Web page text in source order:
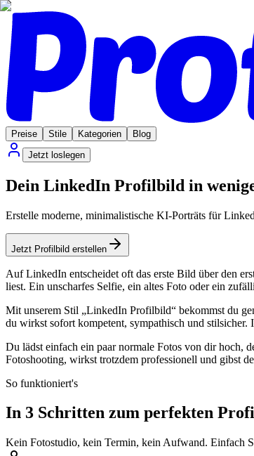
Preise Stile Kategorien
Blog
Jetzt loslegen
Dein LinkedIn Profilbild in
Erstelle moderne, minimalistische KI-Porträts für
Jetzt Profilbild erstellen
Auf LinkedIn entscheidet oft das erste Bild über den
liest. Ein unscharfes Selfie, ein altes Foto oder ein
Mit unserem Stil „LinkedIn Profilbild“ bekommst du
du wirkst sofort kompetent, sympathisch und
Du lädst einfach ein paar normale Fotos von dir hoch,
Fotoshooting, wirkst trotzdem professionell und gibst
So funktioniert's
In 3 Schritten zum perfekten
Kein Fotostudio, kein Termin, kein Aufwand. Einfach